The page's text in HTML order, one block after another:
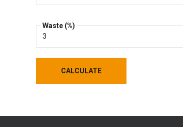
Waste (%)
CALCULATE
CALCULATE